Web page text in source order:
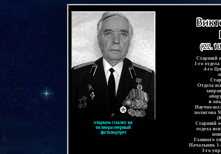
открыть ссылку на
полноразмерный
фотопортрет
Старший
1-го
4-го
Отдела
и
Научно-
полигона
Старший
отдела
Главного
Начальник 1-
3-го